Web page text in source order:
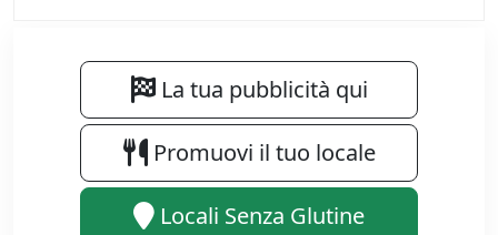
La tua pubblicità qui
Promuovi il tuo locale
Locali Senza Glutine